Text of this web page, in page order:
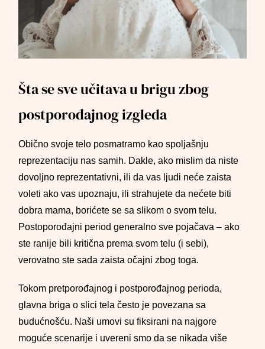
Šta se sve učitava u brigu zbog
postporođajnog izgleda
Obično svoje telo posmatramo kao spoljašnju
reprezentaciju nas samih. Dakle, ako mislim da niste
dovoljno reprezentativni, ili da vas ljudi neće zaista
voleti ako vas upoznaju, ili strahujete da nećete biti
dobra mama, borićete se sa slikom o svom telu.
Postoporođajni period generalno sve pojačava – ako
ste ranije bili kritična prema svom telu (i sebi),
verovatno ste sada zaista očajni zbog toga.
Tokom pretporođajnog i postporođajnog perioda,
glavna briga o slici tela često je povezana sa
budućnošću. Naši umovi su fiksirani na najgore
moguće scenarije i uvereni smo da se nikada više